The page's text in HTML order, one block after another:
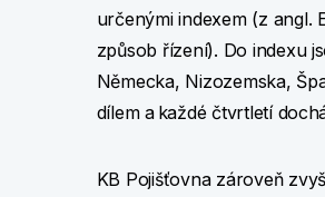
určenými indexem (z angl.
způsob řízení). Do indexu
Německa, Nizozemska,
dílem a každé čtvrtletí
KB Pojišťovna zároveň